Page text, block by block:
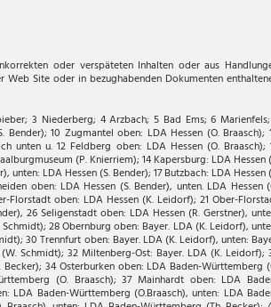
oder verspäteten Inhalten oder aus
Site oder in bezughabenden Dokumenten
3 Niederberg; 4 Arzbach; 5 Bad Ems; 6
10 Zugmantel oben: LDA Hessen (O. Braasch);
unten u. 12 Feldberg oben: LDA Hessen (O. Braasch);
(P. Knierriem); 14 Kapersburg: LDA Hessen
unten: LDA Hessen (S. Bender); 17 Butzbach: LDA Hessen
oben: LDA Hessen (S. Bender), unten. LDA Hessen
Florstadt oben: LDA Hessen (K. Leidorf); 21 Ober-
26 Seligenstadt oben: LDA Hessen (R. Gerstner),
28 Obernburg oben: Bayer. LDA (K. Leidorf),
30 Trennfurt oben: Bayer. LDA (K. Leidorf), unten:
Schmidt); 32 Miltenberg-Ost: Bayer. LDA (K. Leidorf);
34 Osterburken oben: LDA Baden-Württemberg
(O. Braasch); 37 Mainhardt oben: LDA
LDA Baden-Württemberg (O.Braasch), unten: LDA